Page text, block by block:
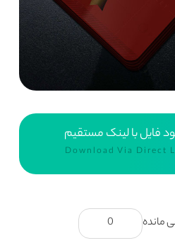
فایل با لینک مستقیم
Download Via Direct
مانده 0